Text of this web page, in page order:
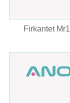
Firkantet